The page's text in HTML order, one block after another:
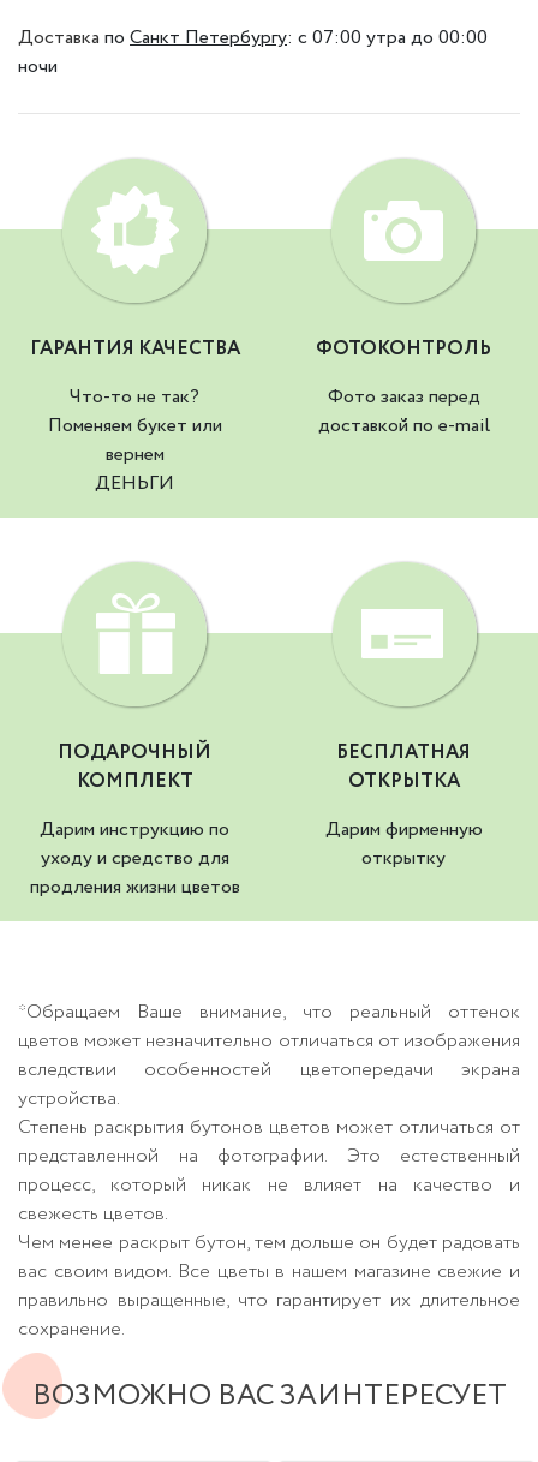
Доставка по Санкт Петербургу: с 07:00 утра до 00:00
ночи
ГАРАНТИЯ КАЧЕСТВА
Что-то не так?
Поменяем букет или
вернем
ДЕНЬГИ
ФОТОКОНТРОЛЬ
Фото заказ перед
доставкой по e-mail
ПОДАРОЧНЫЙ
КОМПЛЕКТ
Дарим инструкцию по
уходу и средство для
продления жизни цветов
БЕСПЛАТНАЯ
ОТКРЫТКА
Дарим фирменную
открытку
*Обращаем Ваше внимание, что реальный оттенок
цветов может незначительно отличаться от изображения
вследствии особенностей цветопередачи экрана
устройства.
Степень раскрытия бутонов цветов может отличаться от
представленной на фотографии. Это естественный
процесс, который никак не влияет на качество и
свежесть цветов.
Чем менее раскрыт бутон, тем дольше он будет радовать
вас своим видом. Все цветы в нашем магазине свежие и
правильно выращенные, что гарантирует их длительное
сохранение.
ВОЗМОЖНО ВАС ЗАИНТЕРЕСУЕТ